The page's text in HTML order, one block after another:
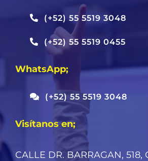
(+52) 55 5519 3048
(+52) 55 5519 0455
WhatsApp;
(+52) 55 5519 3048
Visítanos en;
CALLE DR. BARRAGAN, 518,